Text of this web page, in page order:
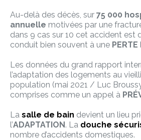
Au-delà des décès, sur 75 000
annuelle motivées par une
dans 9 cas sur 10 cet accident est
conduit bien souvent à une PERTE
Les données du grand rapport
l’adaptation des logements au
population (mai 2021 / Luc
comprises comme un appel à
La salle de bain devient un lieu
l’ADAPTATION. La douche
nombre d’accidents domestiques.